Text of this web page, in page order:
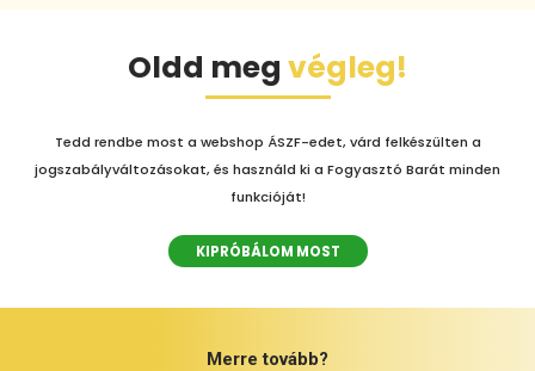
Oldd meg végleg!
Tedd rendbe most a webshop ÁSZF-edet, várd felkészülten a
jogszabályváltozásokat, és használd ki a Fogyasztó Barát minden
funkcióját!
KIPRÓBÁLOM MOST
Merre tovább?